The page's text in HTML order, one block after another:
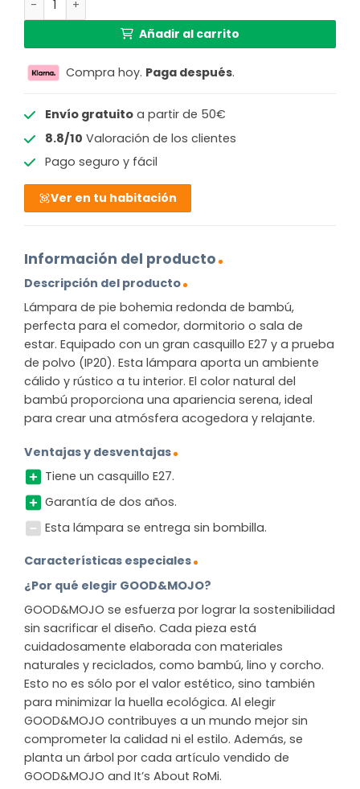
Añadir al carrito
Compra hoy. Paga después.
Envío gratuitoa partir de 50€
8.8/10 Valoración de los clientes
Pago seguro y fácil
Ver en tu habitación
Información del producto
Descripción del producto
Lámpara de pie bohemia redonda de bambú,
perfecta para el comedor, dormitorio o sala de
estar. Equipado con un gran casquillo E27 y a prueba
de polvo (IP20). Esta lámpara aporta un ambiente
cálido y rústico a tu interior. El color natural del
bambú proporciona una apariencia serena, ideal
para crear una atmósfera acogedora y relajante.
Ventajas y desventajas
Tiene un casquillo E27.
Garantía de dos años.
Esta lámpara se entrega sin bombilla.
Características especiales
¿Por qué elegir GOOD&MOJO?
GOOD&MOJO se esfuerza por lograr la sostenibilidad
sin sacrificar el diseño. Cada pieza está
cuidadosamente elaborada con materiales
naturales y reciclados, como bambú, lino y corcho.
Esto no es sólo por el valor estético, sino también
para minimizar la huella ecológica. Al elegir
GOOD&MOJO contribuyes a un mundo mejor sin
comprometer la calidad ni el estilo. Además, se
planta un árbol por cada artículo vendido de
GOOD&MOJO and It’s About RoMi.